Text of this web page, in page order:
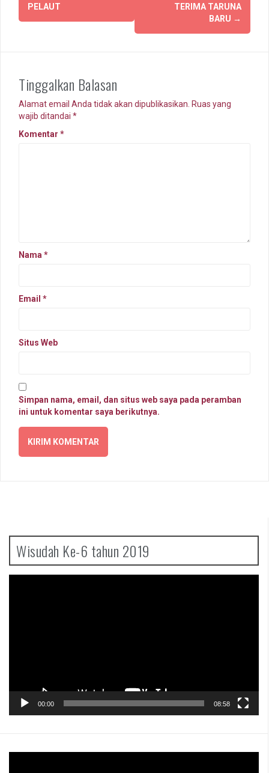
pos
PELAUT
TERIMA TARUNA
BARU →
Tinggalkan Balasan
Alamat email Anda tidak akan dipublikasikan. Ruas yang
wajib ditandai *
Komentar *
Nama *
Email *
Situs Web
Simpan nama, email, dan situs web saya pada peramban
ini untuk komentar saya berikutnya.
Wisudah Ke-6 tahun 2019
00:00 08:58